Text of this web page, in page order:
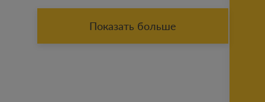
Показать больше